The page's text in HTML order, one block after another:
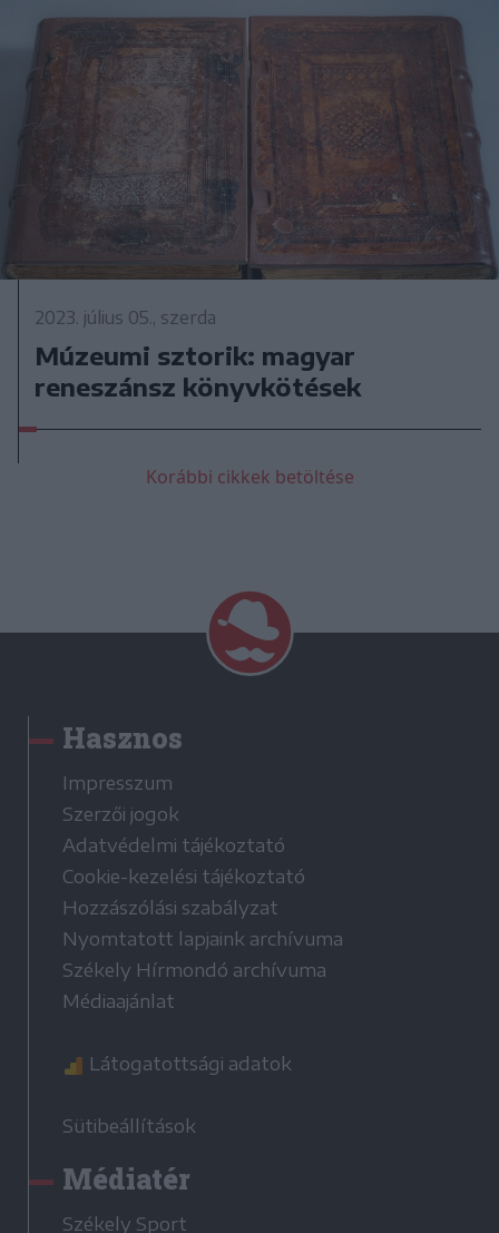
2023. július 05., szerda
Múzeumi sztorik: magyar
reneszánsz könyvkötések
Korábbi cikkek betöltése
Hasznos
Impresszum
Szerzői jogok
Adatvédelmi tájékoztató
Cookie-kezelési tájékoztató
Hozzászólási szabályzat
Nyomtatott lapjaink archívuma
Székely Hírmondó archívuma
Médiaajánlat
Látogatottsági adatok
Sütibeállítások
Médiatér
Székely Sport